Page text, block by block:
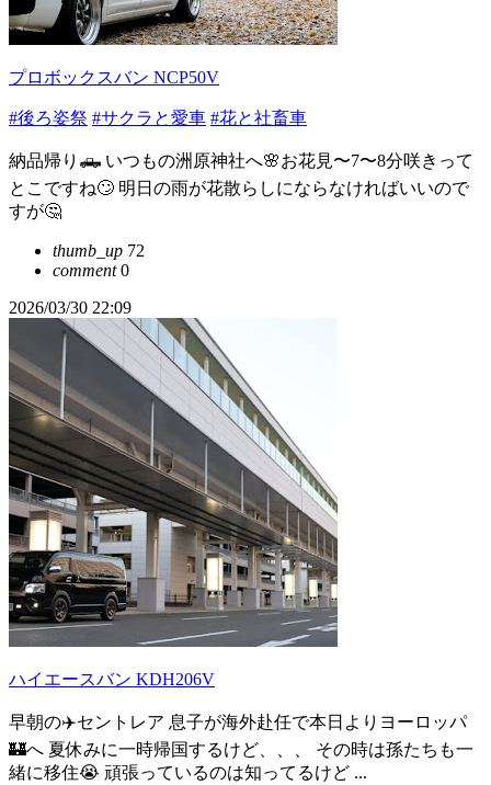
プロボックスバン NCP50V
#後ろ姿祭 #サクラと愛車 #花と社畜車
納品帰り🛻 いつもの洲原神社へ🌸お花見〜7〜8分咲きって
とこですね🙄 明日の雨が花散らしにならなければいいので
すが🤔
thumb_up 72
comment0
2026/03/30 22:09
ハイエースバン KDH206V
早朝の✈️セントレア 息子が海外赴任で本日よりヨーロッパ
🏰へ 夏休みに一時帰国するけど、、、 その時は孫たちも一
緒に移住😭 頑張っているのは知ってるけど ...